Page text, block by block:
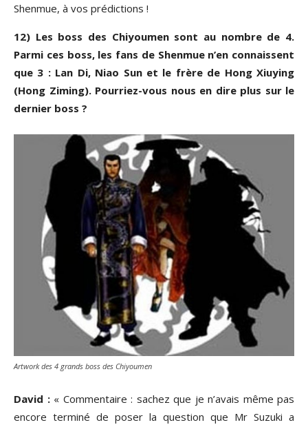
Shenmue, à vos prédictions !
12) Les boss des Chiyoumen sont au nombre de 4.
Parmi ces boss, les fans de Shenmue n’en connaissent
que 3 : Lan Di, Niao Sun et le frère de Hong Xiuying
(Hong Ziming). Pourriez-vous nous en dire plus sur le
dernier boss ?
Artwork des 4 grands boss des Chiyoumen
David :« Commentaire : sachez que je n’avais même pas
encore terminé de poser la question que Mr Suzuki a